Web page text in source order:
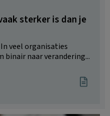
sterker is dan je
veel organisaties
binair naar verandering...